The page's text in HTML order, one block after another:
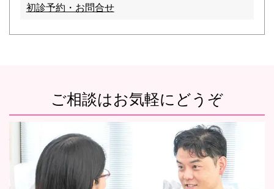
初診予約・お問合せ
ご相談はお気軽にどうぞ